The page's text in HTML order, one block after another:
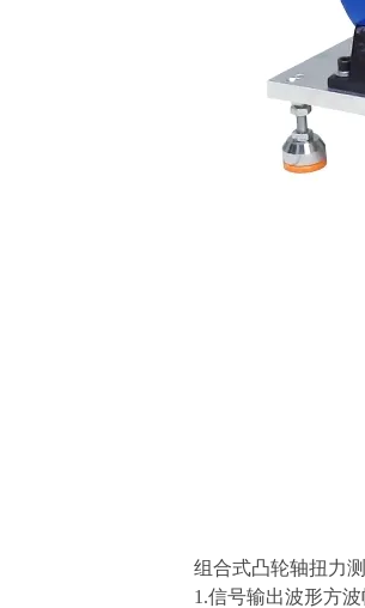
组合式凸轮轴扭力
1.信号输出波形方